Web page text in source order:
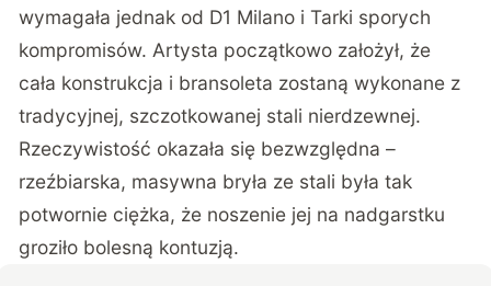
wymagała jednak od D1 Milano i Tarki sporych
kompromisów. Artysta początkowo założył, że
cała konstrukcja i bransoleta zostaną wykonane z
tradycyjnej, szczotkowanej stali nierdzewnej.
Rzeczywistość okazała się bezwzględna –
rzeźbiarska, masywna bryła ze stali była tak
potwornie ciężka, że noszenie jej na nadgarstku
groziło bolesną kontuzją.